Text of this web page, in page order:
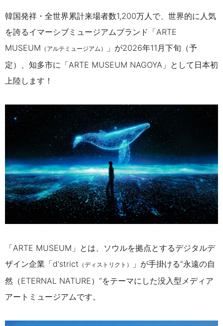
韓国発祥・全世界累計来場者数1,200万人で、世界的に人気
を誇るイマーシブミュージアムブランド「ARTE
MUSEUM （アルテミュージアム）
」が2026年11月下旬（予
定）、知多市に「ARTE MUSEUM NAGOYA」として日本初
上陸します！
「ARTE MUSEUM」とは、ソウルを拠点とするデジタルデ
ザイン企業「d'strict （ディストリクト）
」が手掛ける“永遠の自
然（ETERNAL NATURE）”をテーマにした没入型メディア
アートミュージアムです。